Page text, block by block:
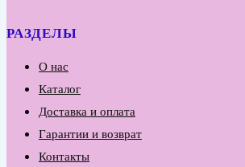
РАЗДЕЛЫ
О нас
Каталог
Доставка и оплата
Гарантии и возврат
Контакты